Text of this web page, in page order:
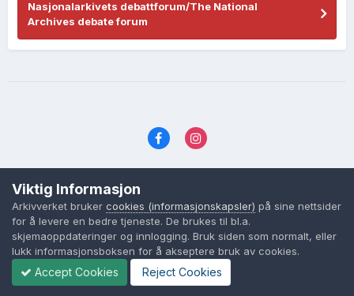
Nasjonalarkivets debattforum/The National
Archives debate forum
Cookies (informasjonskapsler)
Powered by Invision Community
Viktig Informasjon
Arkivverket bruker cookies (informasjonskapsler) på sine nettsider
for å levere en bedre tjeneste. De brukes til bl.a.
skjemaoppdateringer og innlogging. Bruk siden som normalt, eller
lukk informasjonsboksen for å akseptere bruk av cookies.
Accept Cookies Reject Cookies